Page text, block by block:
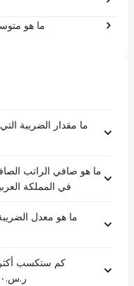
ما هو
في المملكة
ر.س.‏٧٤٥٬٠٠٠ ‏ في المملكة العربية السعودية؟